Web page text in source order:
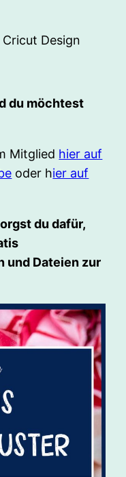
Design
du möchtest
Mitglied hier auf
oder hier auf
du dafür,
und Dateien zur